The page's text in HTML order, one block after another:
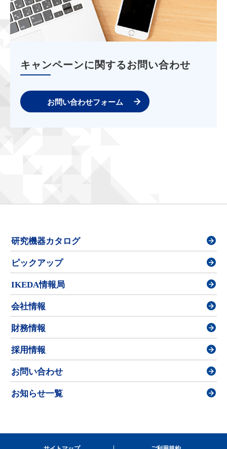
キャンペーンに関するお問い合わせ
お問い合わせフォーム
研究機器カタログ
ピックアップ
IKEDA情報局
会社情報
財務情報
採用情報
お問い合わせ
お知らせ一覧